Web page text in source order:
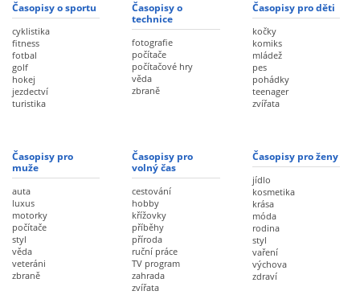
Časopisy o sportu
cyklistika
fitness
fotbal
golf
hokej
jezdectví
turistika
Časopisy o
technice
fotografie
počítače
počítačové hry
věda
zbraně
Časopisy pro děti
kočky
komiks
mládež
pes
pohádky
teenager
zvířata
Časopisy pro
muže
auta
luxus
motorky
počítače
styl
věda
veteráni
zbraně
Časopisy pro
volný čas
cestování
hobby
křížovky
příběhy
příroda
ruční práce
TV program
zahrada
zvířata
Časopisy pro ženy
jídlo
kosmetika
krása
móda
rodina
styl
vaření
výchova
zdraví